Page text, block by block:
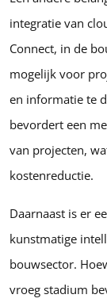
integratie van
Connect, in de
mogelijk voor
en informatie te
bevordert een
van projecten,
kostenreductie.
Daarnaast is er
kunstmatige
bouwsector.
vroeg stadium